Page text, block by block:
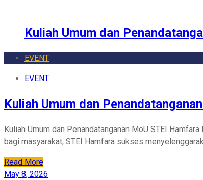
Kuliah Umum dan
EVENT
EVENT
Kuliah Umum dan
Kuliah Umum dan Penandatanganan MoU STEI
bagi masyarakat, STEI Hamfara sukses
Read More
May 8, 2026